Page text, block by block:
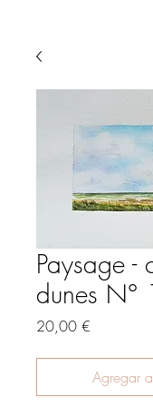
Paysage -
dunes N°
20,00 €
Agregar